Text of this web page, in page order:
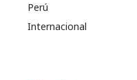
Perú
Internacional